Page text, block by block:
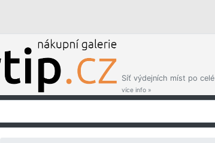
Síť výdejních míst po celé
více info »